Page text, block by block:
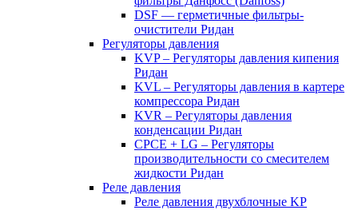
DSF — герметичные фильтры-
очистители Ридан
Регуляторы давления
KVP – Регуляторы давления кипения
Ридан
KVL – Регуляторы давления в картере
компрессора Ридан
KVR – Регуляторы давления
конденсации Ридан
CPCE + LG – Регуляторы
производительности со смесителем
жидкости Ридан
Реле давления
Реле давления двухблочные KP